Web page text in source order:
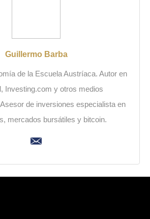
Guillermo Barba
de la Escuela Austríaca. Autor en
Investing.com y otros medios
de inversiones especialista en
mercados bursátiles y bitcoin.